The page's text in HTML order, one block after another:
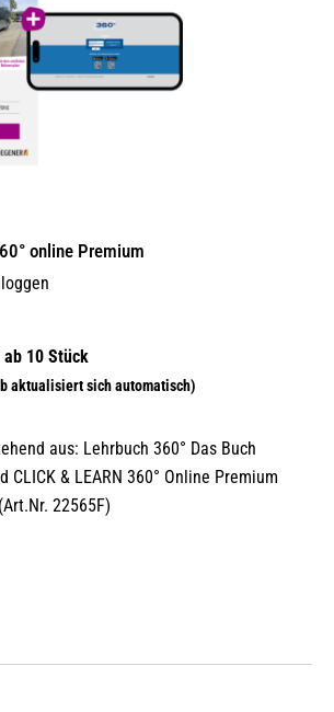
online Premium
aus: Lehrbuch 360° Das Buch
CLICK & LEARN 360° Online Premium
22565F)